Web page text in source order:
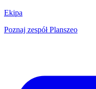
Ekipa
Poznaj zespół Planszeo